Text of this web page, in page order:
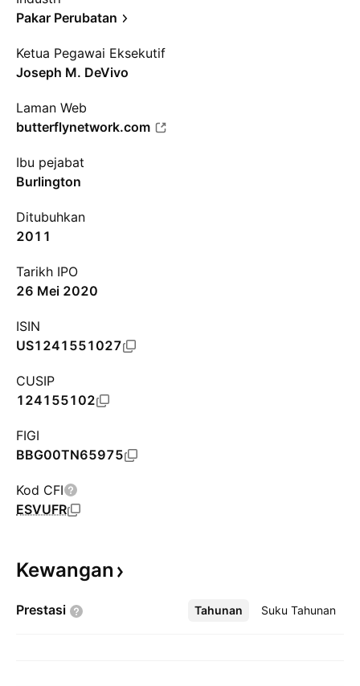
Pakar Perubatan
Ketua Pegawai Eksekutif
Joseph M. DeVivo
Laman Web
butterflynetwork.com
Ibu pejabat
Burlington
Ditubuhkan
2011
Tarikh IPO
26 Mei 2020
ISIN
US1241551027
CUSIP
124155102
FIGI
BBG00TN65975
Kod CFI
ESVUFR
Kewangan
Prestasi Tahunan Suku Tahunan
Lebih